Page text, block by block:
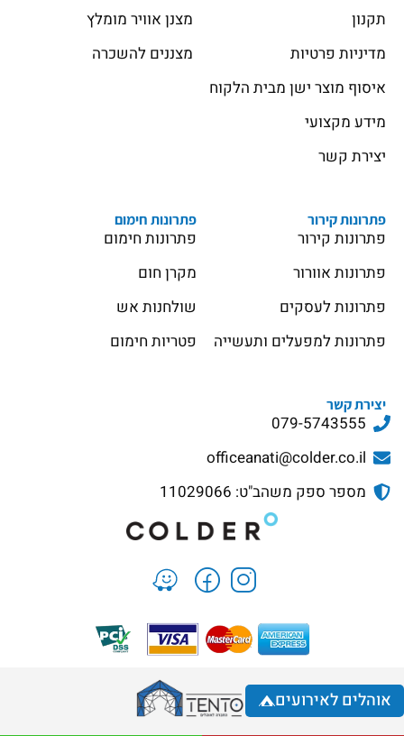
תקנון
מדיניות פרטיות
איסוף מוצר ישן מבית הלקוח
מידע מקצועי
יצירת קשר
מצנן אוויר מומלץ
מצננים להשכרה
פתרונות קירור
פתרונות קירור
פתרונות אוורור
פתרונות לעסקים
פתרונות למפעלים ותעשייה
פתרונות חימום
פתרונות חימום
מקרן חום
שולחנות אש
פטריות חימום
יצירת קשר
079-5743555
officeanati@colder.co.il
מספר ספק משהב"ט: 11029066
אוהלים לאירועים